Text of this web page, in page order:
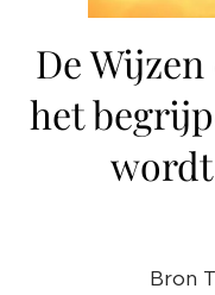
De
het
wordt
Bron